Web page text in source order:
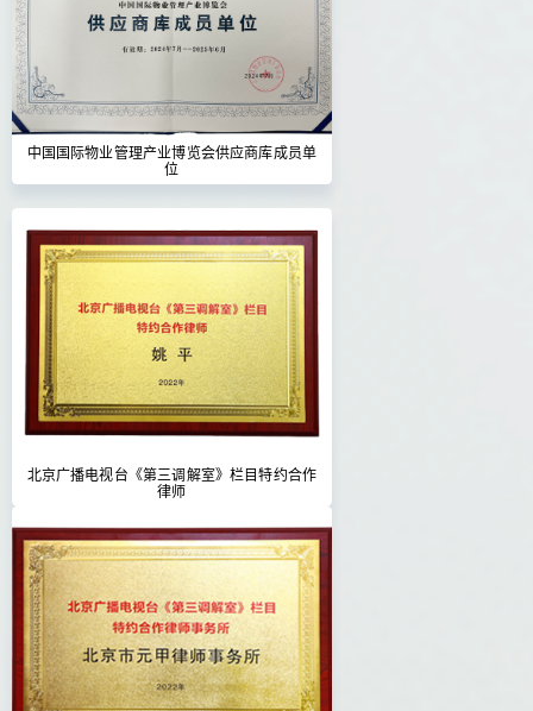
中国国际物业管理产业博览会供应商库成员单
位
北京广播电视台《第三调解室》栏目特约合作
律师